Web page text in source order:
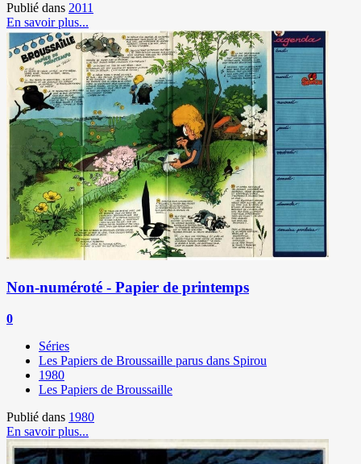
Publié dans 2011
En savoir plus...
Non-numéroté - Papier de printemps
0
Séries
Les Papiers de Broussaille parus dans Spirou
1980
Les Papiers de Broussaille
Publié dans 1980
En savoir plus...